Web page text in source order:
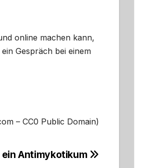
online machen kann,
Gespräch bei einem
– CC0 Public Domain)
ein Antimykotikum